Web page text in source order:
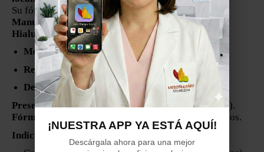
Su fórmula combina Cafeína, Silicio (Metilsilanol
Manuronato), Extracto de Centella Asiática e
Hialuronidasaen una triple acción:
Movilización de grasa
Reafirmación cutánea
Desintoxicación
Presentación:20 ampolletas x 5 ml (100 ml en total).
Fórmula:
Solución estéril al 100%, libre de parabenos.
Indicaciones:
¡NUESTRA APP YA ESTÁ AQUÍ!
Descárgala ahora para una mejor